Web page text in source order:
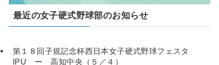
最近の女子硬式野球部のお知らせ
第１８回子規記念杯西日本女子硬式野球フェスタ
IPU ー 高知中央（５／４）